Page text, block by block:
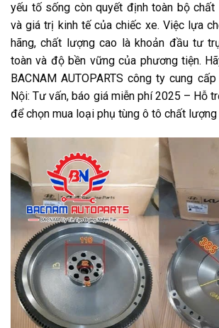
yếu tố sống còn quyết định toàn bộ
và giá trị kinh tế của chiếc xe. Việc lựa
hãng, chất lượng cao là khoản đầu tư
toàn và độ bền vững của phương tiện.
BACNAM AUTOPARTS công ty cung
Nội: Tư vấn, báo giá miễn phí 2025 – Hỗ
để chọn mua loại phụ tùng ô tô chất lượng